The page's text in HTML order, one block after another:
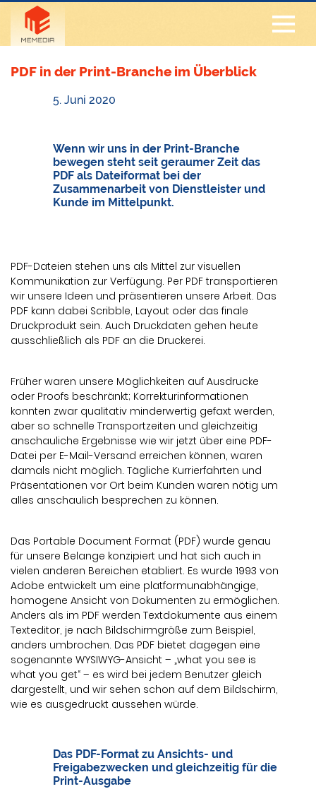
PDF in der Print-Branche im Überblick
5. Juni 2020
Wenn wir uns in der Print-Branche
bewegen steht seit geraumer Zeit das
PDF als Dateiformat bei der
Zusammenarbeit von Dienstleister und
Kunde im Mittelpunkt.
PDF-Dateien stehen uns als Mittel zur visuellen
Kommunikation zur Verfügung. Per PDF transportieren
wir unsere Ideen und präsentieren unsere Arbeit. Das
PDF kann dabei Scribble, Layout oder das finale
Druckprodukt sein. Auch Druckdaten gehen heute
ausschließlich als PDF an die Druckerei.
Früher waren unsere Möglichkeiten auf Ausdrucke
oder Proofs beschränkt; Korrekturinformationen
konnten zwar qualitativ minderwertig gefaxt werden,
aber so schnelle Transportzeiten und gleichzeitig
anschauliche Ergebnisse wie wir jetzt über eine PDF-
Datei per E-Mail-Versand erreichen können, waren
damals nicht möglich. Tägliche Kurrierfahrten und
Präsentationen vor Ort beim Kunden waren nötig um
alles anschaulich besprechen zu können.
Das Portable Document Format (PDF) wurde genau
für unsere Belange konzipiert und hat sich auch in
vielen anderen Bereichen etabliert. Es wurde 1993 von
Adobe entwickelt um eine platformunabhängige,
homogene Ansicht von Dokumenten zu ermöglichen.
Anders als im PDF werden Textdokumente aus einem
Texteditor, je nach Bildschirmgröße zum Beispiel,
anders umbrochen. Das PDF bietet dagegen eine
sogenannte WYSIWYG-Ansicht – „what you see is
what you get“ – es wird bei jedem Benutzer gleich
dargestellt, und wir sehen schon auf dem Bildschirm,
wie es ausgedruckt aussehen würde.
Das PDF-Format zu Ansichts- und
Freigabezwecken und gleichzeitig für die
Print-Ausgabe